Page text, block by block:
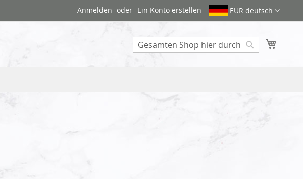
EUR deutsch
Anmelden Ein Konto erstellen